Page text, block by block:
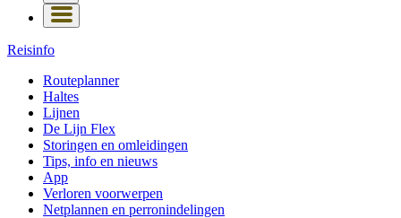
Reisinfo
Routeplanner
Haltes
Lijnen
De Lijn Flex
Storingen en omleidingen
Tips, info en nieuws
App
Verloren voorwerpen
Netplannen en perronindelingen